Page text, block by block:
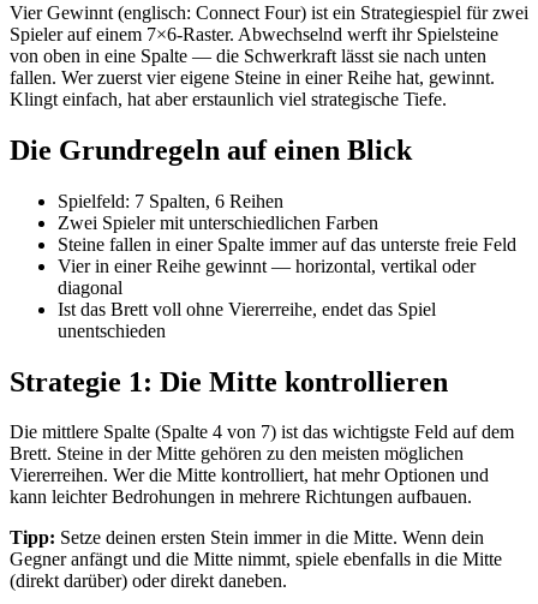
Vier Gewinnt (englisch: Connect Four) ist ein Strategiespiel für zwei
Spieler auf einem 7×6-Raster. Abwechselnd werft ihr Spielsteine
von oben in eine Spalte — die Schwerkraft lässt sie nach unten
fallen. Wer zuerst vier eigene Steine in einer Reihe hat, gewinnt.
Klingt einfach, hat aber erstaunlich viel strategische Tiefe.
Die Grundregeln auf einen Blick
Spielfeld: 7 Spalten, 6 Reihen
Zwei Spieler mit unterschiedlichen Farben
Steine fallen in einer Spalte immer auf das unterste freie Feld
Vier in einer Reihe gewinnt — horizontal, vertikal oder
diagonal
Ist das Brett voll ohne Viererreihe, endet das Spiel
unentschieden
Strategie 1: Die Mitte kontrollieren
Die mittlere Spalte (Spalte 4 von 7) ist das wichtigste Feld auf dem
Brett. Steine in der Mitte gehören zu den meisten möglichen
Viererreihen. Wer die Mitte kontrolliert, hat mehr Optionen und
kann leichter Bedrohungen in mehrere Richtungen aufbauen.
Tipp: Setze deinen ersten Stein immer in die Mitte. Wenn dein
Gegner anfängt und die Mitte nimmt, spiele ebenfalls in die Mitte
(direkt darüber) oder direkt daneben.